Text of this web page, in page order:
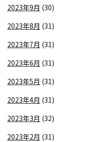
2023年9月 (30)
2023年8月 (31)
2023年7月 (31)
2023年6月 (31)
2023年5月 (31)
2023年4月 (31)
2023年3月 (32)
2023年2月 (31)